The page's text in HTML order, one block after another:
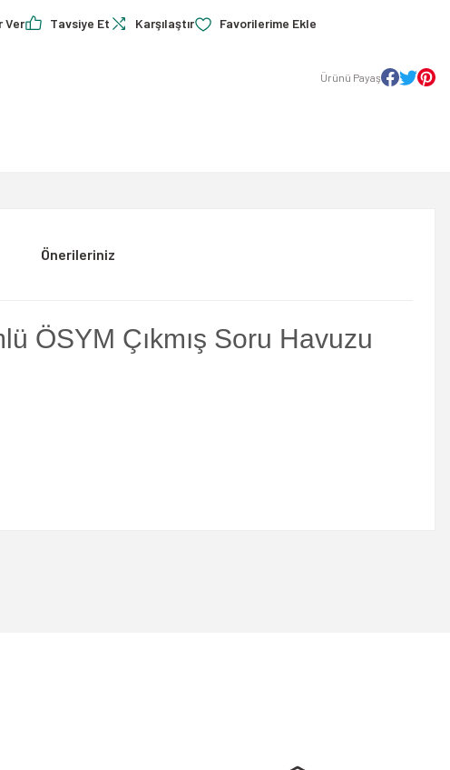
Ver Tavsiye Et Karşılaştır
Ürünü Payaş
Önerileriniz
ÖSYM Çıkmış Soru Havuzu